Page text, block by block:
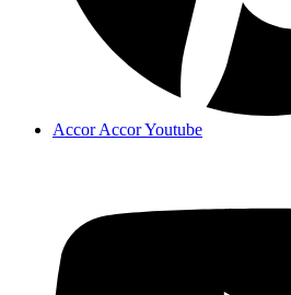
Accor Accor Youtube